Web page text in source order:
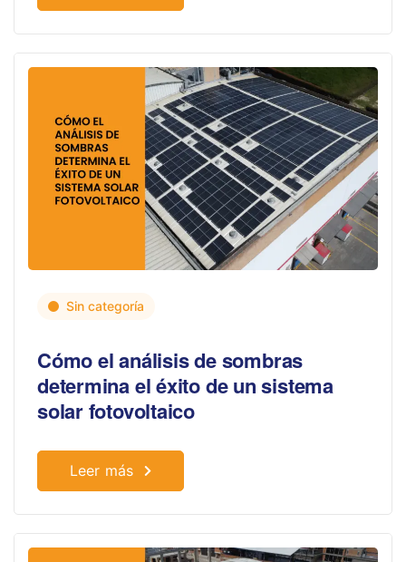
Sin categoría
Cómo el análisis de sombras
determina el éxito de un sistema
solar fotovoltaico
Leer más